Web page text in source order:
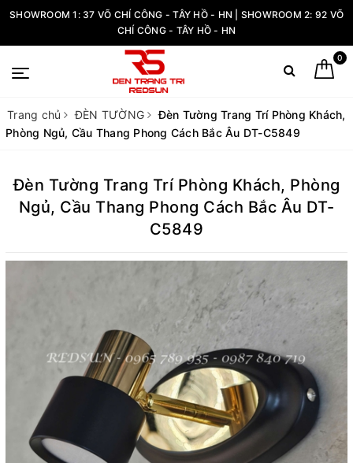
SHOWROOM 1: 37 VÕ CHÍ CÔNG - TÂY HỒ - HN | SHOWROOM 2: 92 VÕ
CHÍ CÔNG - TÂY HỒ - HN
0
Trang chủ ĐÈN TƯỜNG
Đèn Tường Trang Trí Phòng Khách,
Phòng Ngủ, Cầu Thang Phong Cách Bắc Âu DT-C5849
Đèn Tường Trang Trí Phòng Khách, Phòng
Ngủ, Cầu Thang Phong Cách Bắc Âu DT-
C5849